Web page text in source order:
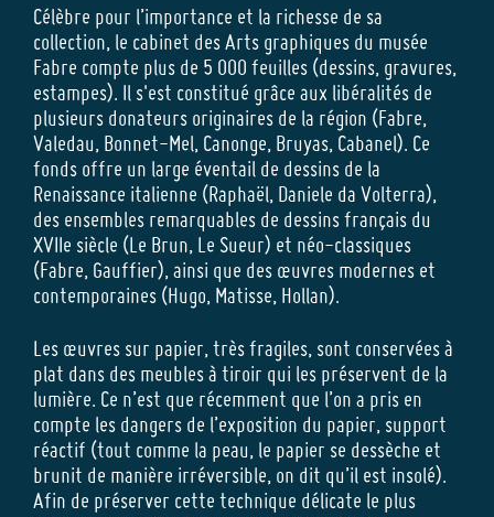
Célèbre pour l’importance et la richesse de sa
collection, le cabinet des Arts graphiques du musée
Fabre compte plus de 5 000 feuilles (dessins, gravures,
estampes). Il s'est constitué grâce aux libéralités de
plusieurs donateurs originaires de la région (Fabre,
Valedau, Bonnet-Mel, Canonge, Bruyas, Cabanel). Ce
fonds offre un large éventail de dessins de la
Renaissance italienne (Raphaël, Daniele da Volterra),
des ensembles remarquables de dessins français du
XVIIe siècle (Le Brun, Le Sueur) et néo-classiques
(Fabre, Gauffier), ainsi que des œuvres modernes et
contemporaines (Hugo, Matisse, Hollan).
Les œuvres sur papier, très fragiles, sont conservées à
plat dans des meubles à tiroir qui les préservent de la
lumière. Ce n’est que récemment que l’on a pris en
compte les dangers de l’exposition du papier, support
réactif (tout comme la peau, le papier se dessèche et
brunit de manière irréversible, on dit qu’il est insolé).
Afin de préserver cette technique délicate le plus